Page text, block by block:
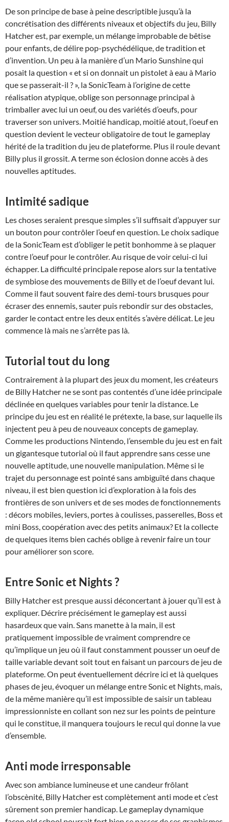
De son principe de base à peine descriptible jusqu’à la
concrétisation des différents niveaux et objectifs du jeu, Billy
Hatcher est, par exemple, un mélange improbable de bêtise
pour enfants, de délire pop-psychédélique, de tradition et
d’invention. Un peu à la manière d’un Mario Sunshine qui
posait la question « et si on donnait un pistolet à eau à Mario
que se passerait-il ? », la SonicTeam à l’origine de cette
réalisation atypique, oblige son personnage principal à
trimballer avec lui un oeuf, ou des variétés d’oeufs, pour
traverser son univers. Moitié handicap, moitié atout, l’oeuf en
question devient le vecteur obligatoire de tout le gameplay
hérité de la tradition du jeu de plateforme. Plus il roule devant
Billy plus il grossit. A terme son éclosion donne accès à des
nouvelles aptitudes.
Intimité sadique
Les choses seraient presque simples s’il suffisait d’appuyer sur
un bouton pour contrôler l’oeuf en question. Le choix sadique
de la SonicTeam est d’obliger le petit bonhomme à se plaquer
contre l’oeuf pour le contrôler. Au risque de voir celui-ci lui
échapper. La difficulté principale repose alors sur la tentative
de symbiose des mouvements de Billy et de l’oeuf devant lui.
Comme il faut souvent faire des demi-tours brusques pour
écraser des ennemis, sauter puis rebondir sur des obstacles,
garder le contact entre les deux entités s’avère délicat. Le jeu
commence là mais ne s’arrête pas là.
Tutorial tout du long
Contrairement à la plupart des jeux du moment, les créateurs
de Billy Hatcher ne se sont pas contentés d’une idée principale
déclinée en quelques variables pour tenir la distance. Le
principe du jeu est en réalité le prétexte, la base, sur laquelle ils
injectent peu à peu de nouveaux concepts de gameplay.
Comme les productions Nintendo, l’ensemble du jeu est en fait
un gigantesque tutorial où il faut apprendre sans cesse une
nouvelle aptitude, une nouvelle manipulation. Même si le
trajet du personnage est pointé sans ambiguïté dans chaque
niveau, il est bien question ici d’exploration à la fois des
frontières de son univers et de ses modes de fonctionnements
: décors mobiles, leviers, portes à coulisses, passerelles, Boss et
mini Boss, coopération avec des petits animaux? Et la collecte
de quelques items bien cachés oblige à revenir faire un tour
pour améliorer son score.
Entre Sonic et Nights ?
Billy Hatcher est presque aussi déconcertant à jouer qu’il est à
expliquer. Décrire précisément le gameplay est aussi
hasardeux que vain. Sans manette à la main, il est
pratiquement impossible de vraiment comprendre ce
qu’implique un jeu où il faut constamment pousser un oeuf de
taille variable devant soit tout en faisant un parcours de jeu de
plateforme. On peut éventuellement décrire ici et là quelques
phases de jeu, évoquer un mélange entre Sonic et Nights, mais,
de la même manière qu’il est impossible de saisir un tableau
impressionniste en collant son nez sur les points de peinture
qui le constitue, il manquera toujours le recul qui donne la vue
d’ensemble.
Anti mode irresponsable
Avec son ambiance lumineuse et une candeur frôlant
l’obscènité, Billy Hatcher est complètement anti mode et c’est
sûrement son premier handicap. Le gameplay dynamique